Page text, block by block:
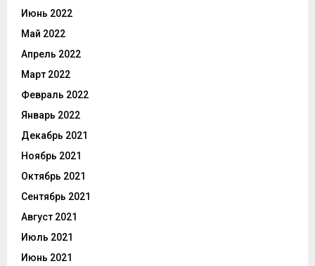
Июнь 2022
Май 2022
Апрель 2022
Март 2022
Февраль 2022
Январь 2022
Декабрь 2021
Ноябрь 2021
Октябрь 2021
Сентябрь 2021
Август 2021
Июль 2021
Июнь 2021